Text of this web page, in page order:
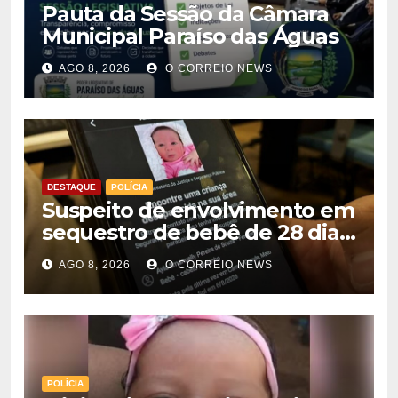
Pauta da Sessão da Câmara
Municipal Paraíso das Águas
AGO 8, 2026 O CORREIO NEWS
DESTAQUE POLÍCIA
Suspeito de envolvimento em
sequestro de bebê de 28 dias
é preso na Capital
AGO 8, 2026 O CORREIO NEWS
POLÍCIA